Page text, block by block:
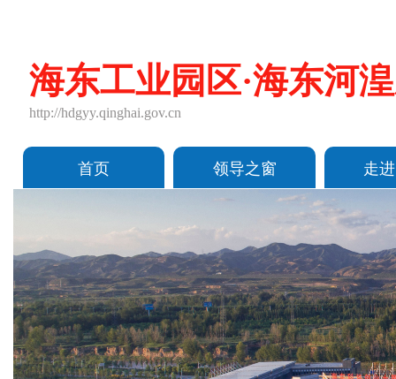
海东工业园区·海东河
http://hdgyy.qinghai.gov.cn
首页 领导之窗 走